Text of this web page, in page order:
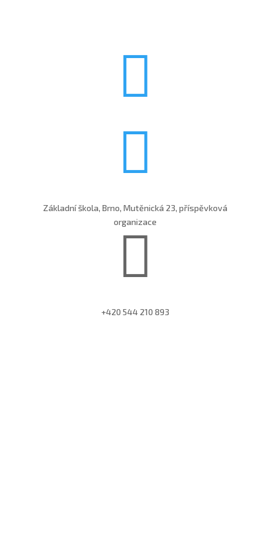


Základní škola, Brno, Mutěnická 23, příspěvková
organizace

+420 544 210 893